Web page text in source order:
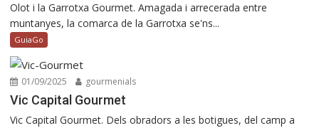
Olot i la Garrotxa Gourmet. Amagada i arrecerada entre
muntanyes, la comarca de la Garrotxa se'ns...
GuiaGo
01/09/2025 gourmenials
Vic Capital Gourmet
Vic Capital Gourmet. Dels obradors a les botigues, del camp a